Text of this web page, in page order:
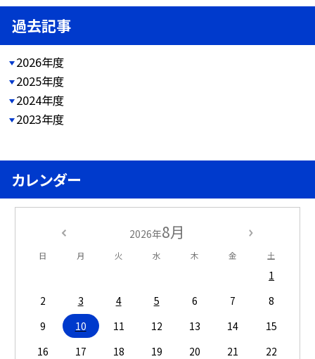
過去記事
2026年度
2025年度
2024年度
2023年度
カレンダー
2026年8月
日 月 火 水 木 金 土
1
2
3 4 5 6 7
8
9
10 11 12 13 14
15
16
17 18 19 20 21
22